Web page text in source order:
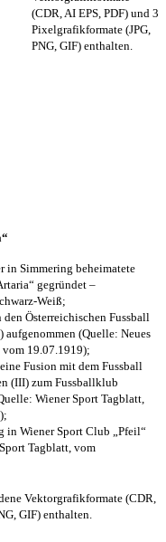
(CDR, AI EPS, PDF) und 3
Pixelgrafikformate (JPG,
PNG, GIF) enthalten.
in Simmering beheimatete
gegründet –
Weiß;
Österreichischen Fussball
aufgenommen (Quelle: Neues
19.07.1919);
Fusion mit dem Fussball
(III) zum Fussballklub
Wiener Sport Tagblatt,
in Wiener Sport Club „Pfeil“
Tagblatt, vom
Vektorgrafikformate (CDR,
GIF) enthalten.